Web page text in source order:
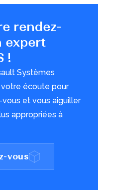
rendez-
expert
!
Systèmes
votre écoute pour
et vous aiguiller
appropriées à
vous